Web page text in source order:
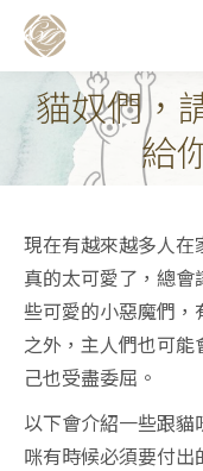
貓奴們，
給
現在有越來越多人在
真的太可愛了，總
些可愛的小惡魔們
之外，主人們也可
己也受盡委屈。
以下會介紹一些跟
咪有時候必須要付出